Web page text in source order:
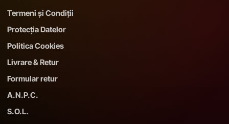
Termeni și Condiții
Protecția Datelor
Politica Cookies
Livrare & Retur
Formular retur
A.N.P.C.
S.O.L.